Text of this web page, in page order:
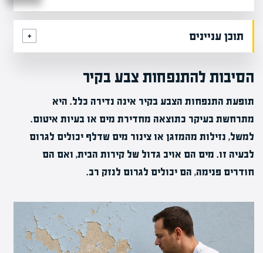
תוכן עניינים
הסיבות להתנפחות צבע בקיר
תופעת התנפחות הצבע בקיר אינה נדירה כלל. היא
מתרחשת בעיקר כתוצאה מחדירת מים או בעיות איטום.
למשל, נזילות מהמזגן או צינור מים שדלף יכולים לגרום
לבעיה זו. מים הם אויב גדול של קירות הבית, ואם הם
חודרים פנימה, הם יכולים לגרום לנזק רב.